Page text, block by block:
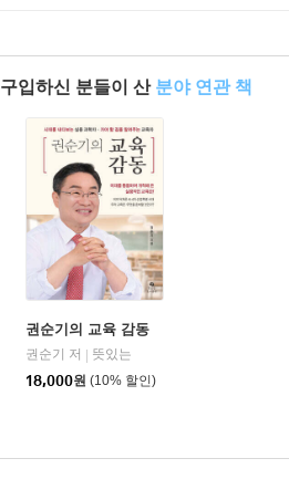
입하신 분들이 산 분야 연관 책
권순기의 교육 감동
권순기 저
뜻있는
18,000원 (10% 할인)